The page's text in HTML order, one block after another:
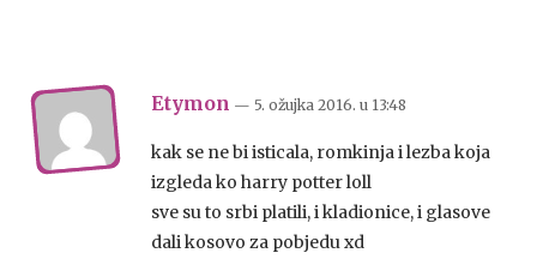
Etymon — 5. ožujka 2016. u 13:48
kak se ne bi isticala, romkinja i lezba koja
izgleda ko harry potter loll
sve su to srbi platili, i kladionice, i glasove
dali kosovo za pobjedu xd